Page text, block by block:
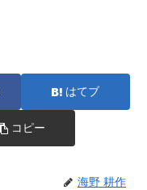
はてブ
コピー
海野 耕作